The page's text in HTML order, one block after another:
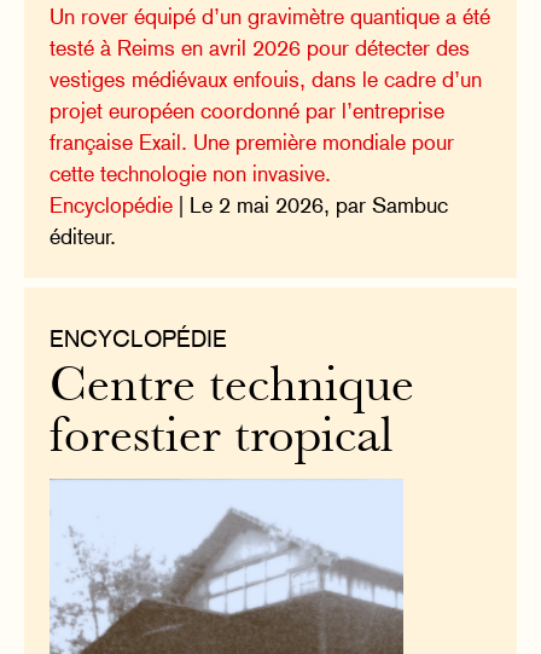
Un rover équipé d’un gravimètre quantique a été
testé à Reims en avril 2026 pour détecter des
vestiges médiévaux enfouis, dans le cadre d’un
projet européen coordonné par l’entreprise
française Exail. Une première mondiale pour
cette technologie non invasive.
Encyclopédie | Le 2 mai 2026, par Sambuc
éditeur.
ENCYCLOPÉDIE
Centre technique
forestier tropical